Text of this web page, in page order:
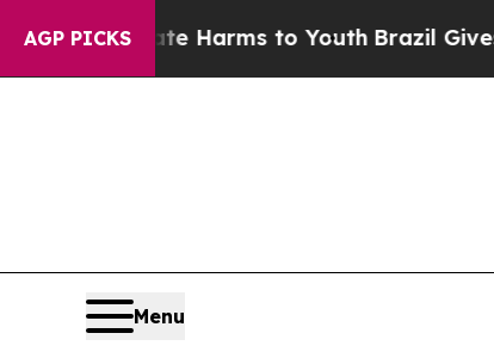
AGP PICKS
to Abate Harms to YouthBrazil Gives
Menu